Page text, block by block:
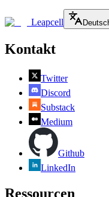
Leapcell
Kontakt
Twitter
Discord
Substack
Medium
Github
LinkedIn
Ressourcen